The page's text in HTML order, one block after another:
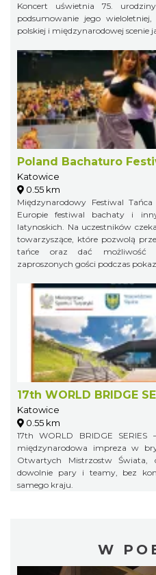
Koncert uświetnia 75.
podsumowanie jego
polskiej i międzynarodowej scenie
Poland Bachaturo
Katowice
0.55 km
Międzynarodowy Festiwal
Europie festiwal bachaty i
latynoskich. Na uczestników
towarzyszące, które pozwolą
tańce oraz dać możliwość
zaproszonych gości podczas
17th WORLD BRIDGE
Katowice
0.55 km
17th WORLD BRIDGE
międzynarodowa impreza w
Otwartych Mistrzostw
dowolnie pary i teamy, bez
samego kraju.
W